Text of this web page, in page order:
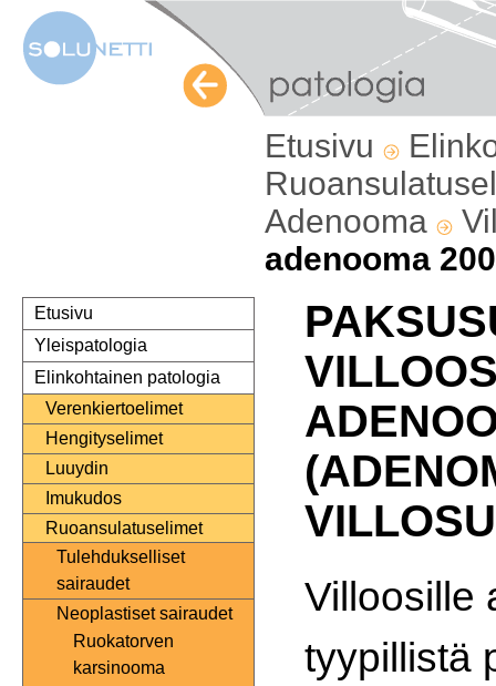
Etusivu
Adenooma
adenooma
Etusivu
Yleispatologia
Elinkohtainen patologia
Verenkiertoelimet
Hengityselimet
Luuydin
Imukudos
Ruoansulatuselimet
Tulehdukselliset
sairaudet
Neoplastiset sairaudet
Ruokatorven
karsinooma
Villoosille
tyypillistä